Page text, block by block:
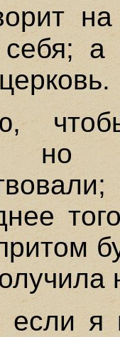
а
но
если я